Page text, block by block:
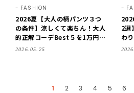
FASHION
2026夏【大人の柄パンツ３つ
の条件】涼しくて楽ちん！大人
的正解コーデBest５を1万円以
下で厳選
2026.05.25
2選
わ
案！
1 2 3 4 5 6